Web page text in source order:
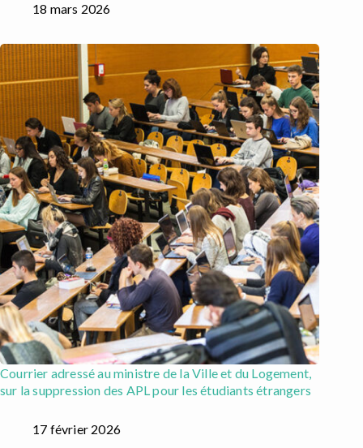
18 mars 2026
Courrier adressé au ministre de la Ville et du Logement,
sur la suppression des APL pour les étudiants étrangers
17 février 2026